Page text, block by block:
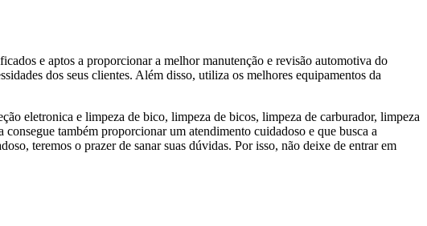
e aptos a proporcionar a melhor manutenção e revisão automotiva do
dos seus clientes. Além disso, utiliza os melhores equipamentos da
eletronica e limpeza de bico, limpeza de bicos, limpeza de carburador, limpeza
também proporcionar um atendimento cuidadoso e que busca a
teremos o prazer de sanar suas dúvidas. Por isso, não deixe de entrar em